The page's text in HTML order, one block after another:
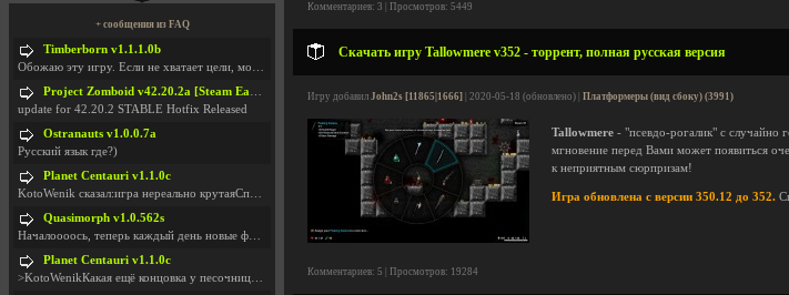
Комментариев: 3 | Просмотров: 5449
Скачать игру Tallowmere v352 - торрент, полная русская версия
Игру добавил John2s [11865|1666] | 2020-05-18 (обновлено) | Платформеры (вид сбоку) (3991)
Tallowmere - "псевдо-рогалик" с
мгновение перед Вами может появиться
к неприятным сюрпризам!
Игра обновлена с версии 350.12 до 352.
Комментариев: 5 | Просмотров: 19284
+ сообщения из FAQ
Timberborn v1.1.1.0b
Обожаю эту игру. Если не хватает цели, можно чудо
Project Zomboid v42.20.2a [Steam Early Access]
update for 42.20.2 STABLE Hotfix Released
Ostranauts v1.0.0.7a
Русский язык где?)
Planet Centauri v1.1.0c
KotoWenik сказал:игра нереально крутаяСпасибо )))
Quasimorph v1.0.562s
Началоооось, теперь каждый день новые фиксики, баг
Planet Centauri v1.1.0c
>KotoWenikКакая ещё концовка у песочницы?..